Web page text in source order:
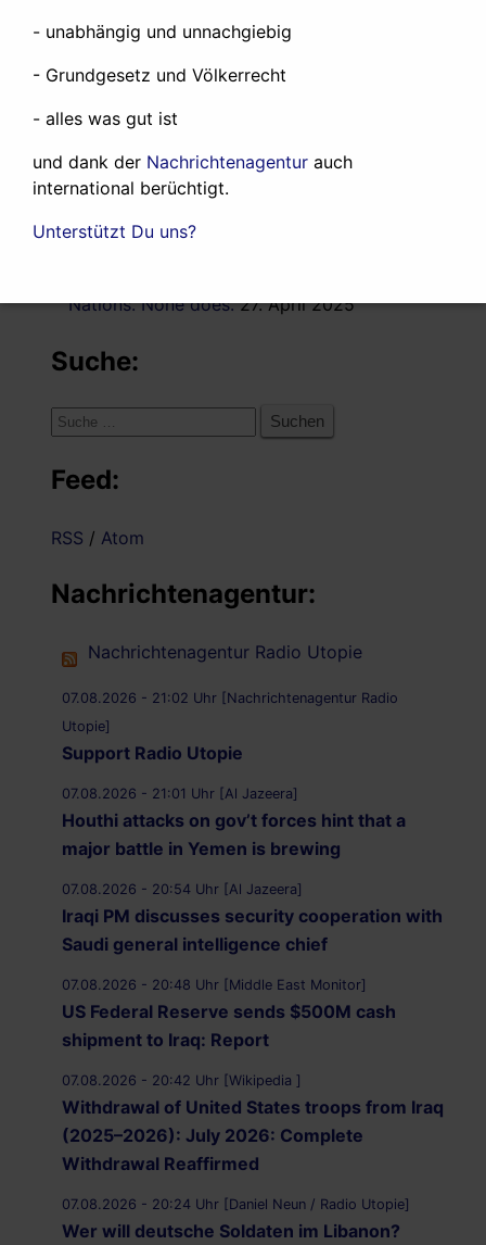
Neueste Artikel:
Westasienkrieges
About the West Asia War 12. Juni 2026
Was ich und Radio Utopie so machen
Nations. None does. 27. April 2025
Suche:
Suche
Feed:
RSS / Atom
Nachrichtenagentur:
Nachrichtenagentur Radio Utopie
07.08.2026 - 21:02 Uhr [Nachrichtenagentur Radio
Utopie]
Support Radio Utopie
07.08.2026 - 21:01 Uhr [Al Jazeera]
Houthi attacks on gov’t forces hint that a
major battle in Yemen is brewing
07.08.2026 - 20:54 Uhr [Al Jazeera]
Iraqi PM discusses security cooperation with
Saudi general intelligence chief
07.08.2026 - 20:48 Uhr [Middle East Monitor]
US Federal Reserve sends $500M cash
shipment to Iraq: Report
07.08.2026 - 20:42 Uhr [Wikipedia ]
Withdrawal of United States troops from Iraq
(2025–2026): July 2026: Complete
Withdrawal Reaffirmed
07.08.2026 - 20:24 Uhr [Daniel Neun / Radio Utopie]
Wer will deutsche Soldaten im Libanon?
- unabhängig und unnachgiebig
- Grundgesetz und Völkerrecht
- alles was gut ist
und dank der Nachrichtenagentur auch
international berüchtigt.
Unterstützt Du uns?